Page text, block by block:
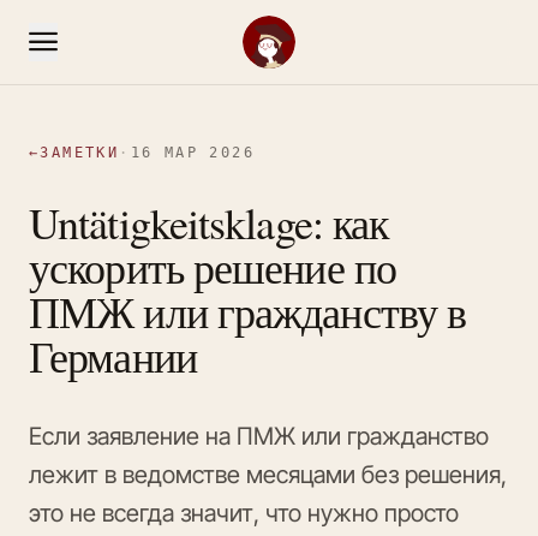
←ЗАМЕТКИ · 16 МАР 2026
Untätigkeitsklage: как
ускорить решение по
ПМЖ или гражданству в
Германии
Если заявление на ПМЖ или гражданство
лежит в ведомстве месяцами без решения,
это не всегда значит, что нужно просто